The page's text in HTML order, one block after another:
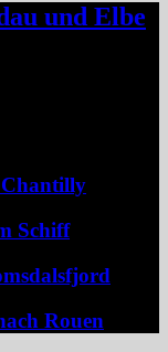
und Elbe
Schiff
Rouen